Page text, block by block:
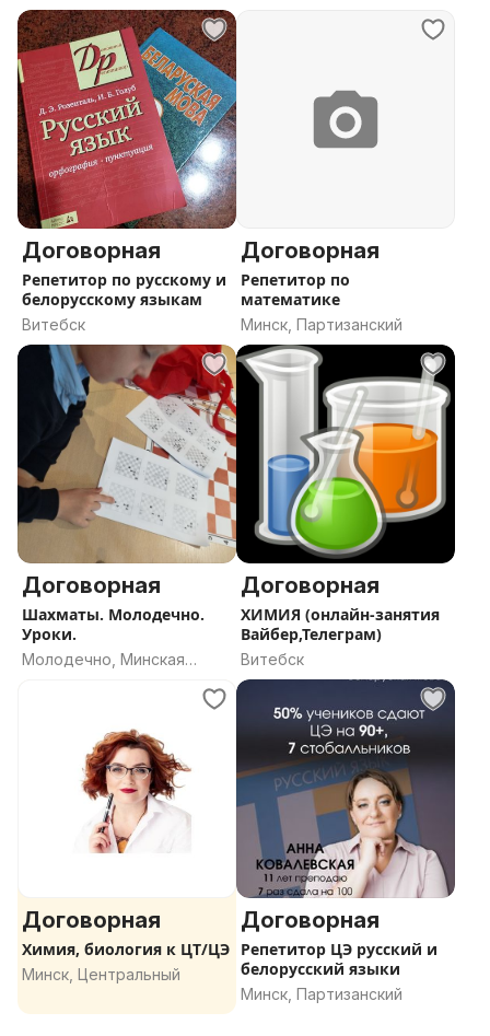
Договорная
Репетитор по русскому и
белорусскому языкам
Витебск
Договорная
Репетитор по
математике
Минск, Партизанский
Договорная
Шахматы. Молодечно.
Уроки.
Молодечно, Минская
Договорная
ХИМИЯ (онлайн-занятия
Вайбер,Телеграм)
Витебск
Договорная
Химия, биология к ЦТ/ЦЭ
Минск, Центральный
Договорная
Репетитор ЦЭ русский и
белорусский языки
Минск, Партизанский